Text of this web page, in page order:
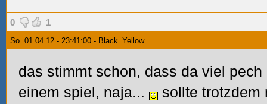
0 1
So. 01.04.12 - 23:41:00 - Black_Yellow
das stimmt schon, dass da viel
einem spiel, naja...
sollte